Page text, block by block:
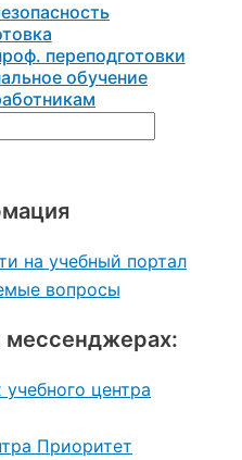
переподготовки
обучение
на учебный портал
вопросы
мессенджерах: